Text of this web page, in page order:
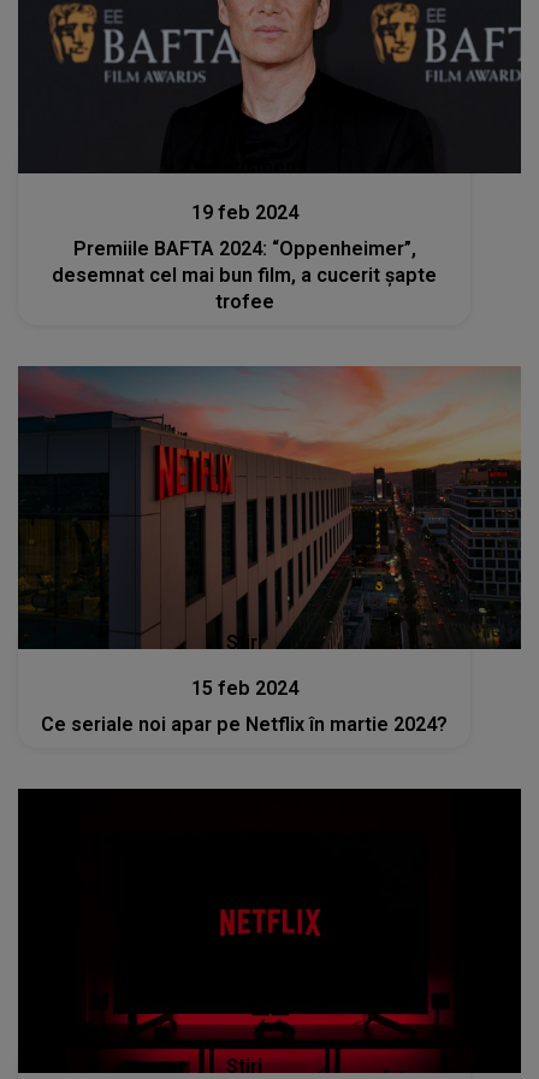
19 feb 2024
Premiile BAFTA 2024: “Oppenheimer”,
desemnat cel mai bun film, a cucerit şapte
trofee
Stiri
15 feb 2024
Ce seriale noi apar pe Netflix în martie 2024?
Stiri